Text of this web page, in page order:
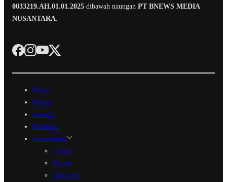
0033219.AH.01.01.2025 dibawah naungan PT BNEWS MEDIA
NUSANTARA.
Home
Politik
Hukum
Peristiwa
Serba Serbi
Travel
Ragam
Ekonomi